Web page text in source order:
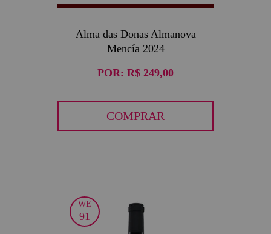
Alma das Donas Almanova
Mencía 2024
POR: R$ 249,00
COMPRAR
WE
91